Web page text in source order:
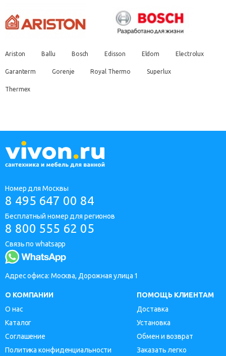
Ariston Ballu Bosch Edisson Eldom Electrolux
Garanterm Gorenje Royal Thermo Superlux
Thermex
Номер для Москвы
8 495 647 00 84
Бесплатный номер для регионов
8 800 555 62 05
Связь по whatsapp
Адрес офиса: Москва, Дорожная улица 1
О КОМПАНИИ
О нас
Каталог
Соглашение
Политика конфиденциальности
ПОМОЩЬ КЛИЕНТАМ
Доставка
Установка
Обмен и возврат
Заказать легко